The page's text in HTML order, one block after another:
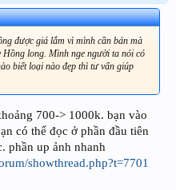
được giá lắm vì mình cần bán mà
Hồng long. Mình nge người ta nói có
biết loại nào đẹp thì tư vấn giúp
700-> 1000k. bạn vào
có thể đọc ở phần đầu tiên
phần up ảnh nhanh
showthread.php?t=7701